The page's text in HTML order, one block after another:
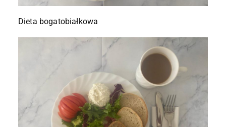
Dieta bogatobiałkowa